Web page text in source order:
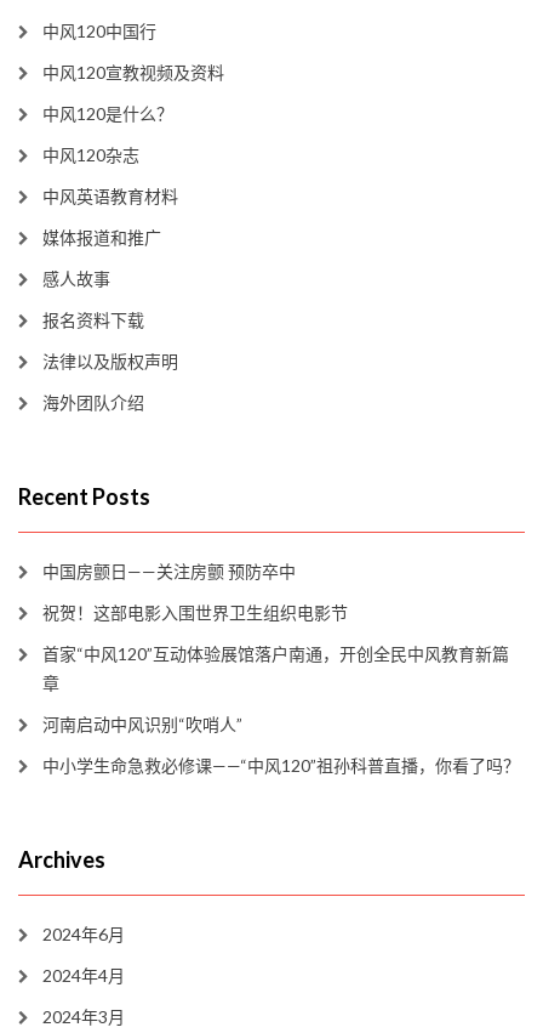
中风120中国行
中风120宣教视频及资料
中风120是什么？
中风120杂志
中风英语教育材料
媒体报道和推广
感人故事
报名资料下载
法律以及版权声明
海外团队介绍
Recent Posts
中国房颤日——关注房颤 预防卒中
祝贺！这部电影入围世界卫生组织电影节
首家“中风120”互动体验展馆落户南通，开创全民中风教育新篇
章
河南启动中风识别“吹哨人”
中小学生命急救必修课——“中风120”祖孙科普直播，你看了吗？
Archives
2024年6月
2024年4月
2024年3月